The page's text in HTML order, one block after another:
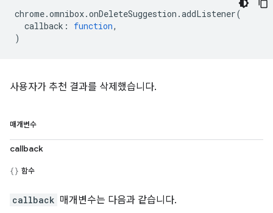
chrome.omnibox.onDeleteSuggestion .addListener(
callback : function,
)
사용자가 추천 결과를 삭제했습니다.
매개변수
callback
함수
callback 매개변수는 다음과 같습니다.